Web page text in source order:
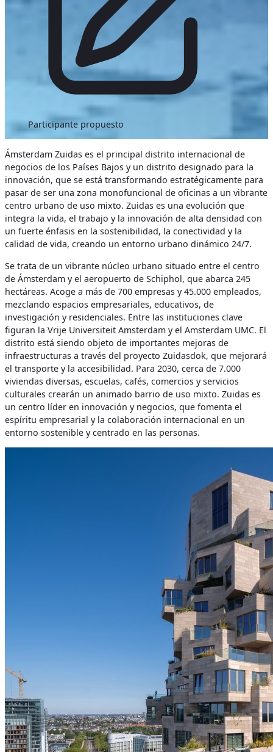
Participante propuesto
Ámsterdam Zuidas es el principal distrito internacional de
negocios de los Países Bajos y un distrito designado para la
innovación, que se está transformando estratégicamente para
pasar de ser una zona monofuncional de oficinas a un vibrante
centro urbano de uso mixto. Zuidas es una evolución que
integra la vida, el trabajo y la innovación de alta densidad con
un fuerte énfasis en la sostenibilidad, la conectividad y la
calidad de vida, creando un entorno urbano dinámico 24/7.
Se trata de un vibrante núcleo urbano situado entre el centro
de Ámsterdam y el aeropuerto de Schiphol, que abarca 245
hectáreas. Acoge a más de 700 empresas y 45.000 empleados,
mezclando espacios empresariales, educativos, de
investigación y residenciales. Entre las instituciones clave
figuran la Vrije Universiteit Amsterdam y el Amsterdam UMC. El
distrito está siendo objeto de importantes mejoras de
infraestructuras a través del proyecto Zuidasdok, que mejorará
el transporte y la accesibilidad. Para 2030, cerca de 7.000
viviendas diversas, escuelas, cafés, comercios y servicios
culturales crearán un animado barrio de uso mixto. Zuidas es
un centro líder en innovación y negocios, que fomenta el
espíritu empresarial y la colaboración internacional en un
entorno sostenible y centrado en las personas.